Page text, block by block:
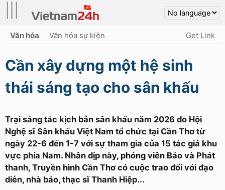
Văn hóa Văn hóa sự kiện Get Link
Cần xây dựng một hệ sinh
thái sáng tạo cho sân khấu
Trại sáng tác kịch bản sân khấu năm 2026 do Hội
Nghệ sĩ Sân khấu Việt Nam tổ chức tại Cần Thơ từ
ngày 22-6 đến 1-7 với sự tham gia của 15 tác giả khu
vực phía Nam. Nhân dịp này, phóng viên Báo và Phát
thanh, Truyền hình Cần Thơ có cuộc trao đổi với đạo
diễn, nhà báo, thạc sĩ Thanh Hiệp...